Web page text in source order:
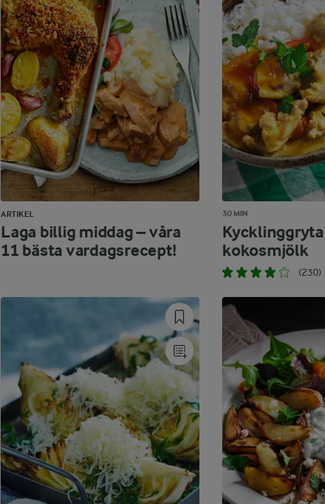
ARTIKEL
Laga billig middag – våra
11 bästa vardagsrecept!
30 MIN
kokosmjölk
(230)